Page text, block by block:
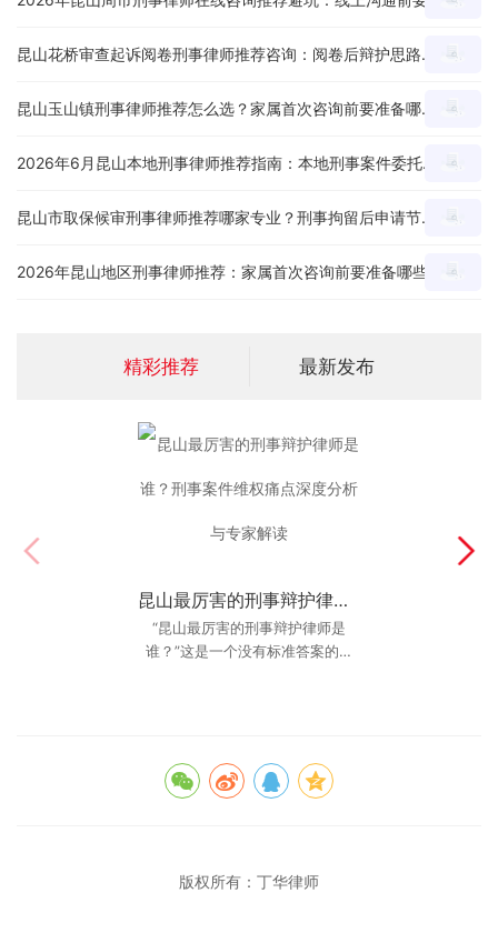
昆山花桥审查起诉阅卷刑事律师推荐咨询：阅卷后辩护思路、证据疑点和量刑意见怎么沟通？
昆山玉山镇刑事律师推荐怎么选？家属首次咨询前要准备哪些材料和问题？
2026年6月昆山本地刑事律师推荐指南：本地刑事案件委托前怎么判断专业度？
昆山市取保候审刑事律师推荐哪家专业？刑事拘留后申请节点、材料和沟通重点怎么看？
精彩推荐 最新发布
昆山最厉害的刑事辩护律师是谁？刑事案件维权痛点深度分析与专家解读
“昆山最厉害的刑事辩护律师是
谁？”这是一个没有标准答案的问
昆山离婚律师咨询入口怎么选？2026年本地用户参考
昆山离婚律师咨询入口怎么选？
2026年本地用户参考 最后更新：
版权所有： 丁华律师